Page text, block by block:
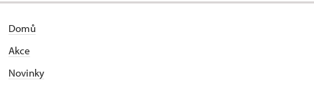
Domů
Akce
Novinky